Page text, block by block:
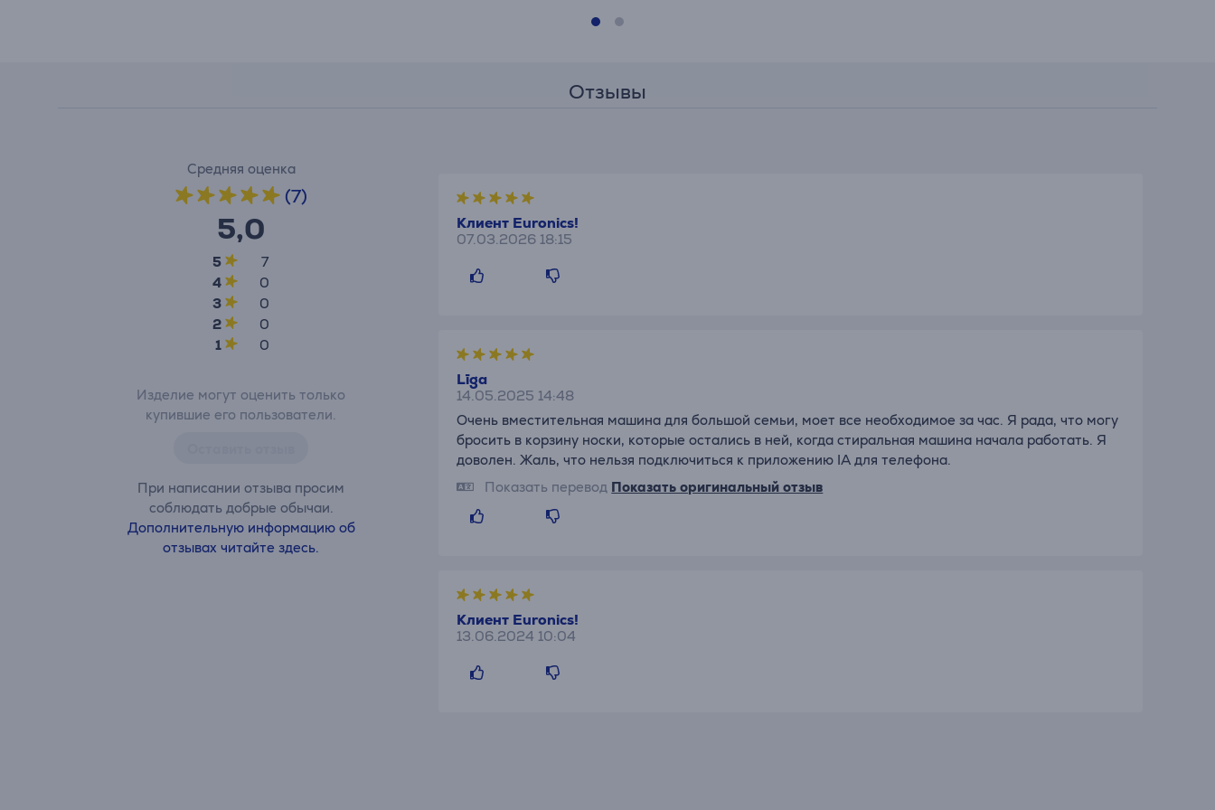
Отзывы
Средняя оценка
(7)
5,0
5
7
4
0
3
0
2
0
1
0
Изделие могут оценить только
купившие его пользователи.
При написании отзыва просим
соблюдать добрые обычаи.
Дополнительную информацию об
отзывах читайте здесь.
Клиент Euronics!
07.03.2026 18:15
Līga
14.05.2025 14:48
Очень вместительная машина для большой семьи, моет все необходимое за час. Я рада, что могу
бросить в корзину носки, которые остались в ней, когда стиральная машина начала работать. Я
доволен. Жаль, что нельзя подключиться к приложению IA для телефона.
Показать перевод Показать оригинальный отзыв
Клиент Euronics!
13.06.2024 10:04